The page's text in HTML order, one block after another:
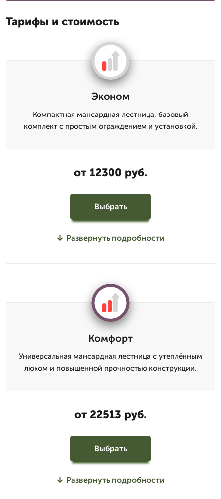
Тарифы и стоимость
Эконом
Компактная мансардная лестница, базовый
комплект с простым ограждением и установкой.
от 12300 руб.
Выбрать
Развернуть подробности
Комфорт
Универсальная мансардная лестница с утеплённым
люком и повышенной прочностью конструкции.
от 22513 руб.
Выбрать
Развернуть подробности